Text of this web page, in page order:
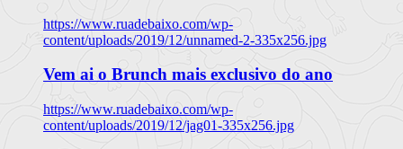
https://www.ruadebaixo.com/wp-
content/uploads/2019/12/unnamed-2-335x256.jpg
Vem ai o Brunch mais exclusivo do ano
https://www.ruadebaixo.com/wp-
content/uploads/2019/12/jag01-335x256.jpg